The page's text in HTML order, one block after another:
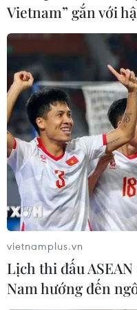
Người sáng lập
02/02/2023 01:00
Ra đi tìm đường cứu
dân tộc, lãnh tụ
khẩn trương, đầy sáng
các tổ chức cộng sản -
Vietnam” gắn với
vietnamplus.vn
Lịch thi đấu
Nam hướng đến